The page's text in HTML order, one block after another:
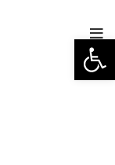
פתח סרגל נגישות